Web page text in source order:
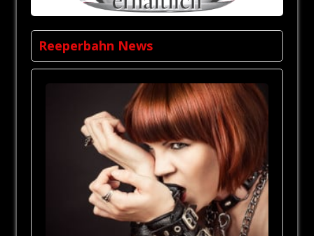
Reeperbahn News